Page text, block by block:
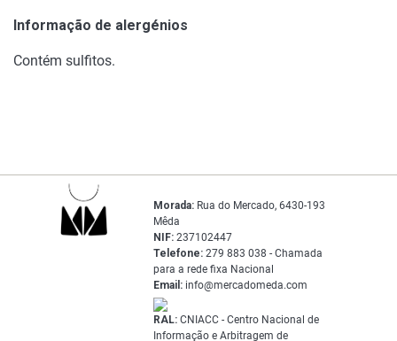
Informação de alergénios
Contém sulfitos.
Morada: Rua do Mercado, 6430-193
Mêda
NIF: 237102447
Telefone: 279 883 038 - Chamada
para a rede fixa Nacional
Email: info@mercadomeda.com
RAL: CNIACC - Centro Nacional de
Informação e Arbitragem de